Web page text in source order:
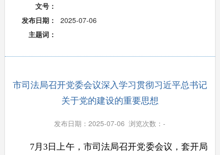
文号：
发布日期：
2025-07-06
主题词：
市司法局召开党委会议深入学习贯彻习近平总书记
关于党的建设的重要思想
发布日期：2025-07-06 浏览次数：-
7 月3日 上午，市司法局召开党委会议，套开局